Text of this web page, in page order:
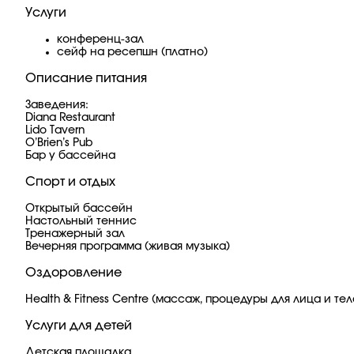
Услуги
конференц-зал
сейф на ресепшн (платно)
Описание питания
Заведения:
Diana Restaurant
Lido Tavern
O’Brien’s Pub
Бар у бассейна
Спорт и отдых
Открытый бассейн
Настольный теннис
Тренажерный зал
Вечерняя программа (живая музыка)
Оздоровление
Health & Fitness Centre (массаж, процедуры для лица и
Услуги для детей